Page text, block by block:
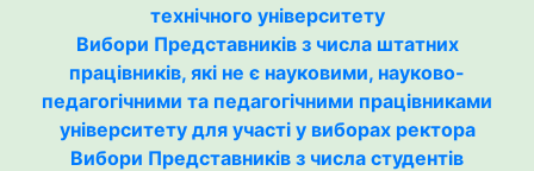
технічного університету
Вибори Представників з числа штатних
працівників, які не є науковими, науково-
педагогічними та педагогічними працівниками
університету для участі у виборах ректора
Вибори Представників з числа студентів